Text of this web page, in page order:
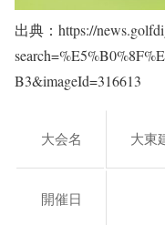
出典：https://
B3&imageId=316613
大会名 大東
開催日